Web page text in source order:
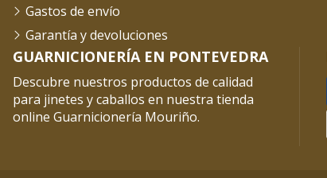
GUARNICIONERÍA EN PONTEVEDRA
Descubre nuestros productos de calidad
para jinetes y caballos en nuestra tienda
online Guarnicionería Mouriño.
Gastos de envío
Garantía y devoluciones